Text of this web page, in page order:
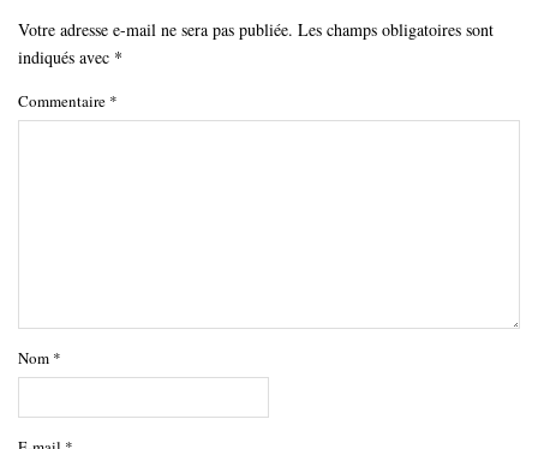
Votre adresse e-mail ne sera pas publiée. Les champs obligatoires sont
indiqués avec *
Commentaire *
Nom *